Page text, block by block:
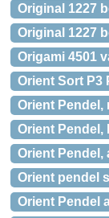
Original 1227
Original 1227
Origami 4501
Orient Sort P3
Orient Pendel,
Orient Pendel,
Orient Pendel,
Orient pendel
Orient Pendel